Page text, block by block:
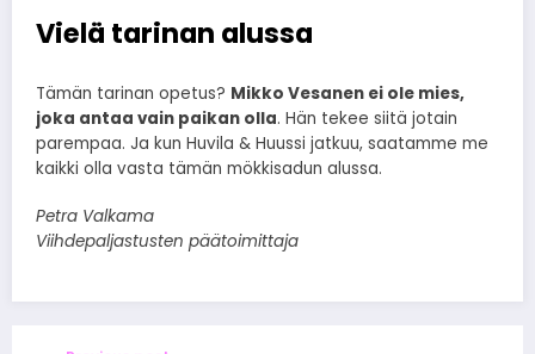
Vielä tarinan alussa
Tämän tarinan opetus? Mikko Vesanen ei ole mies,
joka antaa vain paikan olla. Hän tekee siitä jotain
parempaa. Ja kun Huvila & Huussi jatkuu, saatamme me
kaikki olla vasta tämän mökkisadun alussa.
Petra Valkama
Viihdepaljastusten päätoimittaja